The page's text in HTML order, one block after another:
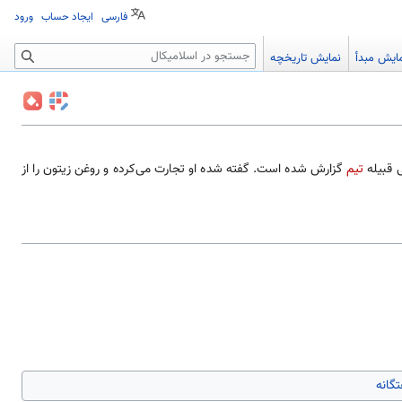
قبیله تیم گزارش شده است. گفته شده او تجارت می‌کرده و روغن زیتون را از
فارسی ایجاد حساب ورود
مبدأ نمایش تاریخچه جستجو